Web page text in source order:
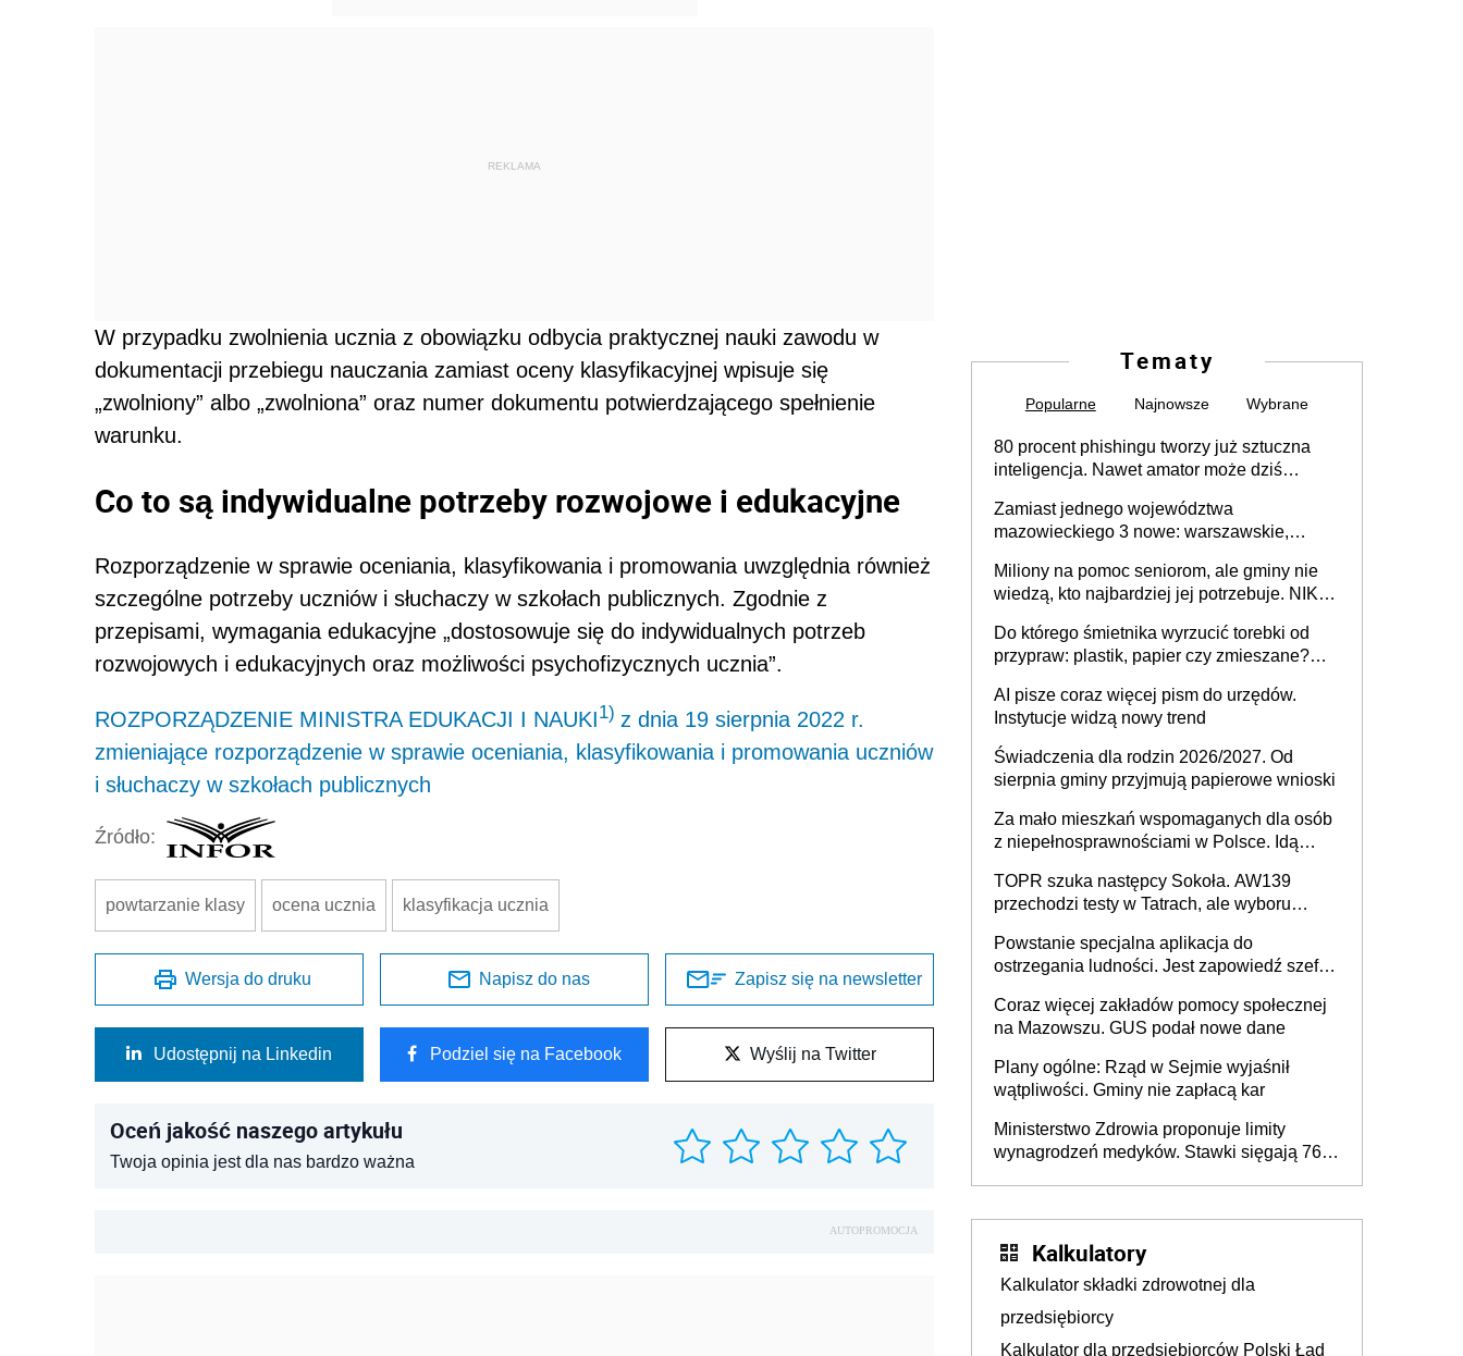
REKLAMA
W przypadku zwolnienia ucznia z obowiązku odbycia praktycznej nauki zawodu w
dokumentacji przebiegu nauczania zamiast oceny klasyfikacyjnej wpisuje się
„zwolniony” albo „zwolniona” oraz numer dokumentu potwierdzającego spełnienie
warunku.
Co to są indywidualne potrzeby rozwojowe i edukacyjne
Rozporządzenie w sprawie oceniania, klasyfikowania i promowania uwzględnia również
szczególne potrzeby uczniów i słuchaczy w szkołach publicznych. Zgodnie z
przepisami, wymagania edukacyjne „dostosowuje się do indywidualnych potrzeb
rozwojowych i edukacyjnych oraz możliwości psychofizycznych ucznia”.
ROZPORZĄDZENIE MINISTRA EDUKACJI I NAUKI1) z dnia 19 sierpnia 2022 r.
zmieniające rozporządzenie w sprawie oceniania, klasyfikowania i promowania uczniów
i słuchaczy w szkołach publicznych
Źródło:
powtarzanie klasy ocena ucznia klasyfikacja ucznia
Wersja do druku Napisz do nas Zapisz się na newsletter
Udostępnij na Linkedin Podziel się na Facebook Wyślij na Twitter
Oceń jakość naszego artykułu
Twoja opinia jest dla nas bardzo ważna
AUTOPROMOCJA
Tematy
Popularne Najnowsze Wybrane
80 procent phishingu tworzy już sztuczna
inteligencja. Nawet amator może dziś
Zamiast jednego województwa
mazowieckiego 3 nowe: warszawskie,
Europie nie ma tak dużych jednostek
stołecznych
Miliony na pomoc seniorom, ale gminy nie
wiedzą, kto najbardziej jej potrzebuje. NIK
Do którego śmietnika wyrzucić torebki od
przypraw: plastik, papier czy zmieszane?
AI pisze coraz więcej pism do urzędów.
Instytucje widzą nowy trend
Świadczenia dla rodzin 2026/2027. Od
sierpnia gminy przyjmują papierowe wnioski
Za mało mieszkań wspomaganych dla osób
z niepełnosprawnościami w Polsce. Idą
TOPR szuka następcy Sokoła. AW139
przechodzi testy w Tatrach, ale wyboru
Powstanie specjalna aplikacja do
ostrzegania ludności. Jest zapowiedź szefa
Coraz więcej zakładów pomocy społecznej
na Mazowszu. GUS podał nowe dane
Plany ogólne: Rząd w Sejmie wyjaśnił
wątpliwości. Gminy nie zapłacą kar
Ministerstwo Zdrowia proponuje limity
wynagrodzeń medyków. Stawki sięgają 76,8
Kalkulatory
Kalkulator składki zdrowotnej dla
przedsiębiorcy
Kalkulator dla przedsiębiorców Polski Ład